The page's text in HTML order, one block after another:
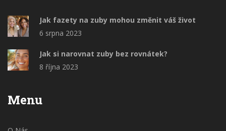
Jak fazety na zuby mohou změnit váš život
6 srpna 2023
Jak si narovnat zuby bez rovnátek?
8 října 2023
Menu